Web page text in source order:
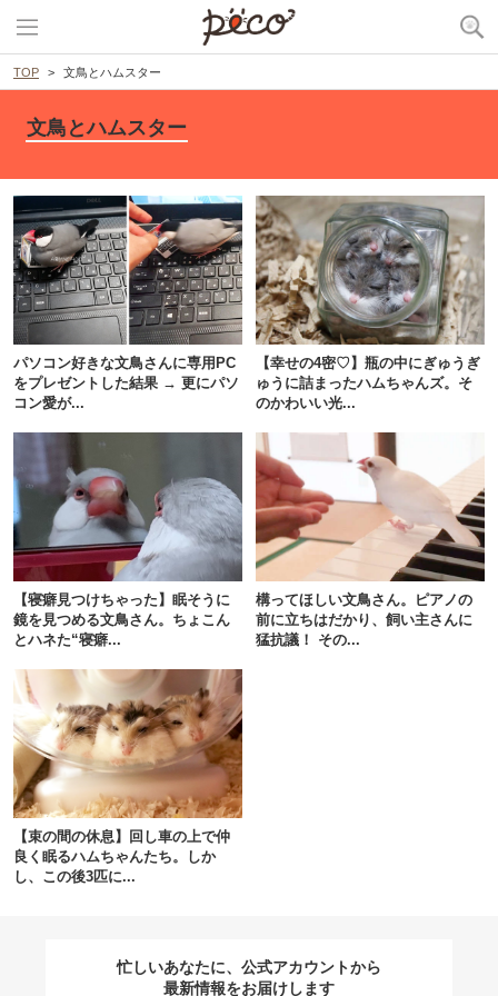
TOP 文鳥とハムスター
文鳥とハムスター
パソコン好きな文鳥さんに専用PC
をプレゼントした結果 → 更にパソ
コン愛が...
【幸せの4密♡】瓶の中にぎゅうぎ
ゅうに詰まったハムちゃんズ。そ
のかわいい光...
【寝癖見つけちゃった】眠そうに
鏡を見つめる文鳥さん。ちょこん
とハネた“寝癖...
構ってほしい文鳥さん。ピアノの
前に立ちはだかり、飼い主さんに
猛抗議！ その...
【束の間の休息】回し車の上で仲
良く眠るハムちゃんたち。しか
し、この後3匹に...
忙しいあなたに、公式アカウントから
最新情報をお届けします
閉じる
pecodogs
いぬ部をフォロー
アプリで開く
アプリをダウンロードする